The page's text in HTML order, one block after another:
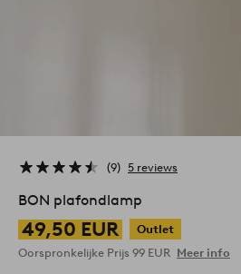
9 5 reviews
BON plafondlamp
49,50 EUR
Outlet
Oorspronkelijke Prijs 99 EUR Meer info